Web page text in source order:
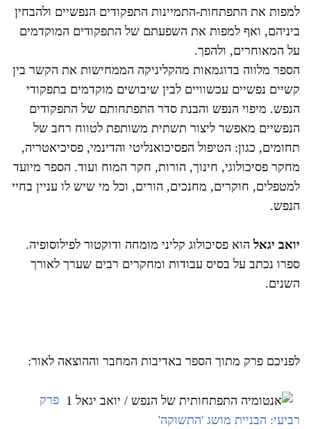
למפות את התפתחות-התמיינות התפקודים הנפשיים ולהבחין
ביניהם, ואף למפות את השפעתם של התפקודים המוקדמים
על המאוחרים, ולהפך.
הספר מלווה בדוגמאות מהקליניקה הממחישות את הקשר בין
קשיים נפשיים עכשוויים לבין שיבושים מוקדמים בתפקודי
הנפש. מיפוי הנפש והבנת סדר התפתחותם של התפקודים
הנפשיים מאפשר ליצור תשתית משותפת לטווח רחב של
תחומים, כגון: הטיפול הפסיכואנליטי והדינמי, פסיכיאטריה,
מחקר פסיכולוגי, חינוך, הורות, חקר המוח ועוד. הספר מיועד
למטפלים, חוקרים, מחנכים, הורים, וכל מי שיש לו עניין בחיי
הנפש.
יואב יגאלהוא פסיכולוג קליני מומחה ודוקטור לפילוסופיה.
ספרו נכתב על בסיס עבודות ומחקרים רבים שערך לאורך
השנים.
לפניכם פרק מתוך הספר באדיבות המחבר וההוצאה לאור:
פרק
רביעי: הבניית מושג 'התשוקה'